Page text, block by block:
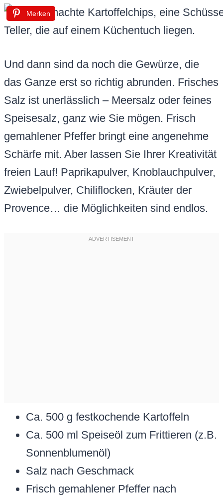
Merken
Und dann sind da noch die Gewürze, die
das Ganze erst so richtig abrunden. Frisches
Salz ist unerlässlich – Meersalz oder feines
Speisesalz, ganz wie Sie mögen. Frisch
gemahlener Pfeffer bringt eine angenehme
Schärfe mit. Aber lassen Sie Ihrer Kreativität
freien Lauf! Paprikapulver, Knoblauchpulver,
Zwiebelpulver, Chiliflocken, Kräuter der
Provence… die Möglichkeiten sind endlos.
Ca. 500 g festkochende Kartoffeln
Ca. 500 ml Speiseöl zum Frittieren (z.B.
Sonnenblumenöl)
Salz nach Geschmack
Frisch gemahlener Pfeffer nach